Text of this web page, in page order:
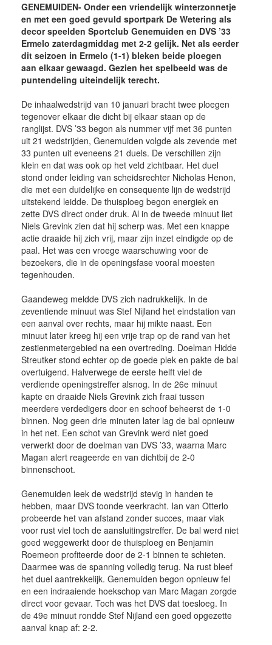
GENEMUIDEN- Onder een vriendelijk winterzonnetje
en met een goed gevuld sportpark De Wetering als
decor speelden Sportclub Genemuiden en DVS ’33
Ermelo zaterdagmiddag met 2-2 gelijk. Net als eerder
dit seizoen in Ermelo (1-1) bleken beide ploegen
aan elkaar gewaagd. Gezien het spelbeeld was de
puntendeling uiteindelijk terecht.
De inhaalwedstrijd van 10 januari bracht twee ploegen
tegenover elkaar die dicht bij elkaar staan op de
ranglijst. DVS ’33 begon als nummer vijf met 36 punten
uit 21 wedstrijden, Genemuiden volgde als zevende met
33 punten uit eveneens 21 duels. De verschillen zijn
klein en dat was ook op het veld zichtbaar. Het duel
stond onder leiding van scheidsrechter Nicholas Henon,
die met een duidelijke en consequente lijn de wedstrijd
uitstekend leidde. De thuisploeg begon energiek en
zette DVS direct onder druk. Al in de tweede minuut liet
Niels Grevink zien dat hij scherp was. Met een knappe
actie draaide hij zich vrij, maar zijn inzet eindigde op de
paal. Het was een vroege waarschuwing voor de
bezoekers, die in de openingsfase vooral moesten
tegenhouden.
Gaandeweg meldde DVS zich nadrukkelijk. In de
zeventiende minuut was Stef Nijland het eindstation van
een aanval over rechts, maar hij mikte naast. Een
minuut later kreeg hij een vrije trap op de rand van het
zestienmetergebied na een overtreding. Doelman Hidde
Streutker stond echter op de goede plek en pakte de bal
overtuigend. Halverwege de eerste helft viel de
verdiende openingstreffer alsnog. In de 26e minuut
kapte en draaide Niels Grevink zich fraai tussen
meerdere verdedigers door en schoof beheerst de 1-0
binnen. Nog geen drie minuten later lag de bal opnieuw
in het net. Een schot van Grevink werd niet goed
verwerkt door de doelman van DVS ’33, waarna Marc
Magan alert reageerde en van dichtbij de 2-0
binnenschoot.
Genemuiden leek de wedstrijd stevig in handen te
hebben, maar DVS toonde veerkracht. Ian van Otterlo
probeerde het van afstand zonder succes, maar vlak
voor rust viel toch de aansluitingstreffer. De bal werd niet
goed weggewerkt door de thuisploeg en Benjamin
Roemeon profiteerde door de 2-1 binnen te schieten.
Daarmee was de spanning volledig terug. Na rust bleef
het duel aantrekkelijk. Genemuiden begon opnieuw fel
en een indraaiende hoekschop van Marc Magan zorgde
direct voor gevaar. Toch was het DVS dat toesloeg. In
de 49e minuut rondde Stef Nijland een goed opgezette
aanval knap af: 2-2.